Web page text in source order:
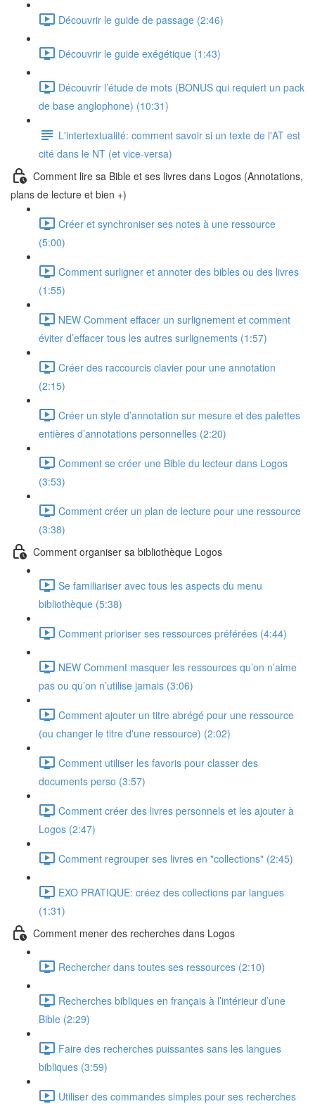
Découvrir le guide de passage (2:46)
Découvrir le guide exégétique (1:43)
Découvrir l’étude de mots (BONUS qui requiert un pack
de base anglophone) (10:31)
L'intertextualité: comment savoir si un texte de l'AT est
cité dans le NT (et vice-versa)
Comment lire sa Bible et ses livres dans Logos (Annotations,
plans de lecture et bien +)
Créer et synchroniser ses notes à une ressource
(5:00)
Comment surligner et annoter des bibles ou des livres
(1:55)
NEW Comment effacer un surlignement et comment
éviter d’effacer tous les autres surlignements (1:57)
Créer des raccourcis clavier pour une annotation
(2:15)
Créer un style d’annotation sur mesure et des palettes
entières d’annotations personnelles (2:20)
Comment se créer une Bible du lecteur dans Logos
(3:53)
Comment créer un plan de lecture pour une ressource
(3:38)
Comment organiser sa bibliothèque Logos
Se familiariser avec tous les aspects du menu
bibliothèque (5:38)
Comment prioriser ses ressources préférées (4:44)
NEW Comment masquer les ressources qu’on n’aime
pas ou qu’on n’utilise jamais (3:06)
Comment ajouter un titre abrégé pour une ressource
(ou changer le titre d'une ressource) (2:02)
Comment utiliser les favoris pour classer des
documents perso (3:57)
Comment créer des livres personnels et les ajouter à
Logos (2:47)
Comment regrouper ses livres en "collections" (2:45)
EXO PRATIQUE: créez des collections par langues
(1:31)
Comment mener des recherches dans Logos
Rechercher dans toutes ses ressources (2:10)
Recherches bibliques en français à l’intérieur d’une
Bible (2:29)
Faire des recherches puissantes sans les langues
bibliques (3:59)
Utiliser des commandes simples pour ses recherches